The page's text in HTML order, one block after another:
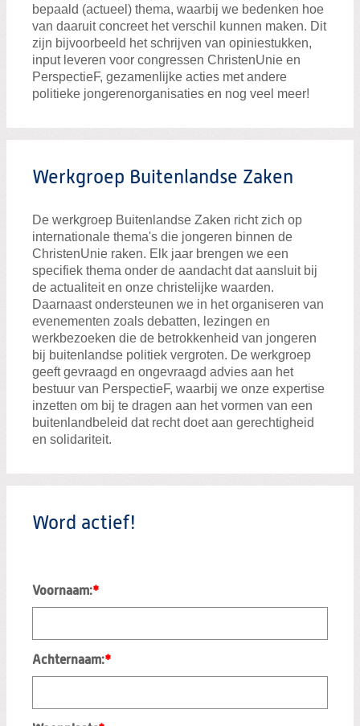
bepaald (actueel) thema, waarbij we bedenken hoe
van daaruit concreet het verschil kunnen maken. Dit
zijn bijvoorbeeld het schrijven van opiniestukken,
input leveren voor congressen ChristenUnie en
PerspectieF, gezamenlijke acties met andere
politieke jongerenorganisaties en nog veel meer!
Werkgroep Buitenlandse Zaken
De werkgroep Buitenlandse Zaken richt zich op
internationale thema's die jongeren binnen de
ChristenUnie raken. Elk jaar brengen we een
specifiek thema onder de aandacht dat aansluit bij
de actualiteit en onze christelijke waarden.
Daarnaast ondersteunen we in het organiseren van
evenementen zoals debatten, lezingen en
werkbezoeken die de betrokkenheid van jongeren
bij buitenlandse politiek vergroten. De werkgroep
geeft gevraagd en ongevraagd advies aan het
bestuur van PerspectieF, waarbij we onze expertise
inzetten om bij te dragen aan het vormen van een
buitenlandbeleid dat recht doet aan gerechtigheid
en solidariteit.
Word actief!
Voornaam:*
Achternaam:*